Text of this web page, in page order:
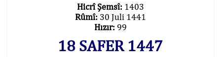
Hicrî Şemsî: 1403
Rûmî: 30 Juli 1441
Hızır: 99
18 SAFER 1447